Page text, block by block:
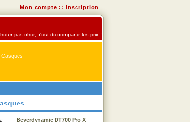
Mon compte :: Inscription
pas cher, c'est de comparer les prix !
Casques
Beyerdynamic DT700 Pro X